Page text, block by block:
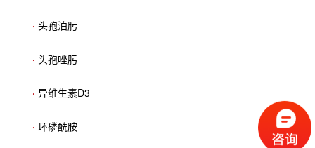
· 头孢泊肟
· 头孢唑肟
· 异维生素D3
· 环磷酰胺